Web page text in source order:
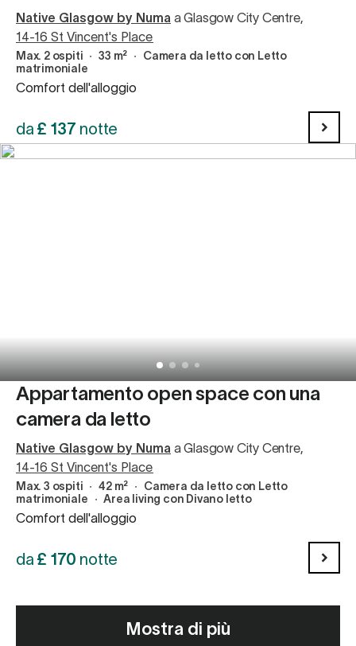
Native Glasgow by Numa a Glasgow City Centre,
14-16 St Vincent's Place
Max. 2 ospiti ∙ 33 m² ∙
Camera da letto con Letto
matrimoniale
Comfort dell'alloggio
da £ 137 notte
Appartamento open space con una
camera da letto
Native Glasgow by Numa a Glasgow City Centre,
14-16 St Vincent's Place
Max. 3 ospiti ∙ 42 m² ∙
Camera da letto con Letto
matrimoniale
∙ Area living con Divano letto
Comfort dell'alloggio
da £ 170 notte
Mostra di più